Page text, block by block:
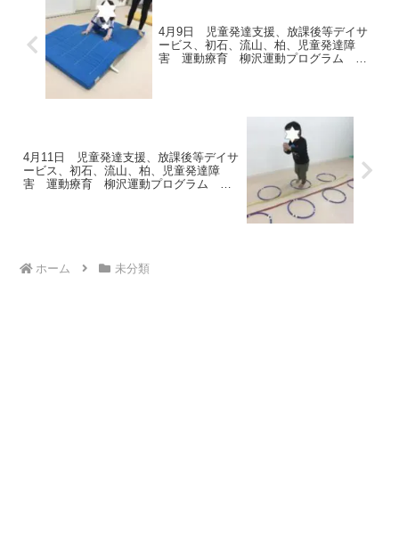
4月9日 児童発達支援、放課後等デイサ
ービス、初石、流山、柏、児童発達障
害 運動療育 柳沢運動プログラム こ
4月11日 児童発達支援、放課後等デイサ
ービス、初石、流山、柏、児童発達障
害 運動療育 柳沢運動プログラム こ
ホーム 未分類